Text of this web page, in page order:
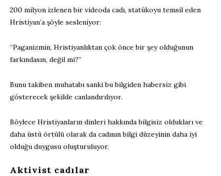
200 milyon izlenen bir videoda cadı, statükoyu temsil eden
Hristiyan’a şöyle sesleniyor:
“Paganizmin, Hristiyanlıktan çok önce bir şey olduğunun
farkındasın, değil mi?”
Bunu takiben muhatabı sanki bu bilgiden habersiz gibi
gösterecek şekilde canlandırılıyor.
Böylece Hristiyanların dinleri hakkında bilgisiz oldukları ve
daha üstü örtülü olarak da cadının bilgi düzeyinin daha iyi
olduğu duygusu oluşturuluyor.
Aktivist cadılar